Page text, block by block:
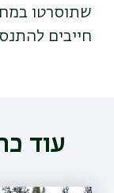
שתוסרטו
חייבים
עוד